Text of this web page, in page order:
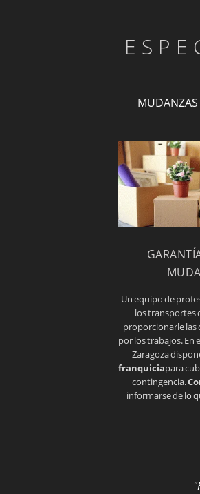
Un equipo de
los transportes
proporcionarle las
por los trabajos. En
Zaragoza
franquiciapara
contingencia.
informarse de lo